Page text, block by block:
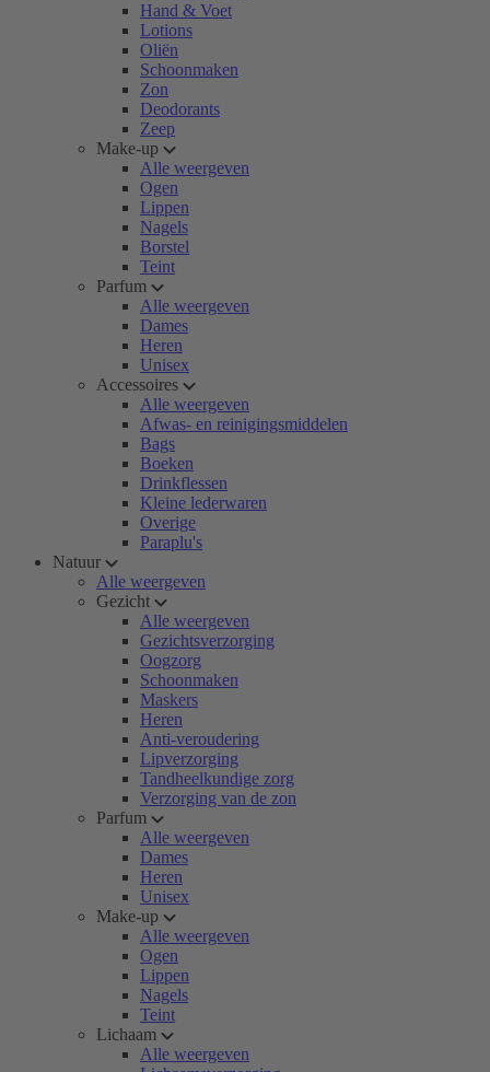
Hand & Voet
Lotions
Oliën
Schoonmaken
Zon
Deodorants
Zeep
Make-up
Alle weergeven
Ogen
Lippen
Nagels
Borstel
Teint
Parfum
Alle weergeven
Dames
Heren
Unisex
Accessoires
Alle weergeven
Afwas- en reinigingsmiddelen
Bags
Boeken
Drinkflessen
Kleine lederwaren
Overige
Paraplu's
Natuur
Alle weergeven
Gezicht
Alle weergeven
Gezichtsverzorging
Oogzorg
Schoonmaken
Maskers
Heren
Anti-veroudering
Lipverzorging
Tandheelkundige zorg
Verzorging van de zon
Parfum
Alle weergeven
Dames
Heren
Unisex
Make-up
Alle weergeven
Ogen
Lippen
Nagels
Teint
Lichaam
Alle weergeven